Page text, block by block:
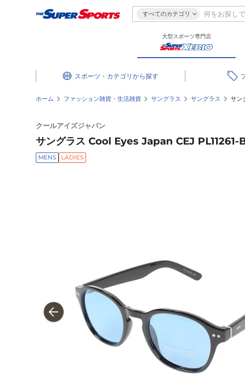
すべてのカテゴリ
大型スポーツ専門店
スポーツ・カテゴリ
ホーム ファッション雑貨・生活雑貨 サングラス サングラス サン
クールアイズジャパン
サングラス Cool Eyes Japan CEJ PL11261-
MENS LADIES